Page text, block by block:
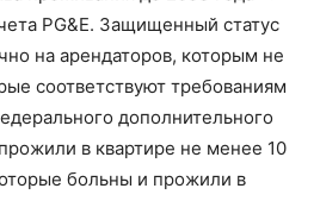
PG&E. Защищенный статус
на арендаторов, которым не
соответствуют требованиям
дополнительного
в квартире не менее 10
больны и прожили в